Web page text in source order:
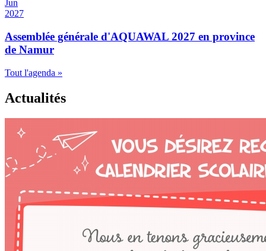
Jun
2027
Assemblée générale d'AQUAWAL 2027 en province
de Namur
Tout l'agenda »
Actualités